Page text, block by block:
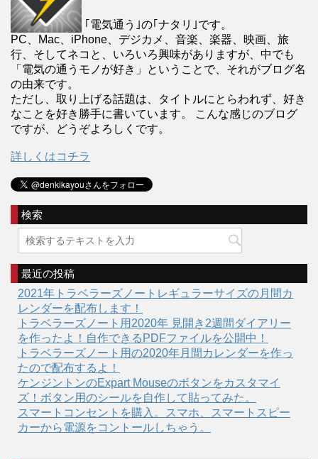
｢電気通う｣の｢ナタリ｣です。
PC、Mac、iPhone、デジカメ、音楽、楽器、映画、旅
行、そしてネコと、いろいろ興味がありますが、中でも
「電気の通うモノが好き」ということで、それがブログ名
の由来です。
ただし、取り上げる話題は、タイトルにとらわれず、好き
なことを好き勝手に書いています。 こんな感じのブログ
ですが、どうぞよろしくです。
詳しくはコチラ
検索
最近の投稿
2021年トラベラーズノートレギュラーサイズの月間カ
レンダーを配布します！
トラベラーズノート用2020年 見開き2週間ダイアリー
を作ったよ！自作できるPDFファイルを公開中！
トラベラーズノート用の2020年月間カレンダーを作っ
たので配布するよ！
ケンジントンのExpart Mouseのボタンをカスタマイ
ズ！ボタン用のシールを自作して貼ってみた。
スマートコンセントを購入。スマホ、スマートスピー
カーから電源をコントールしちゃう。